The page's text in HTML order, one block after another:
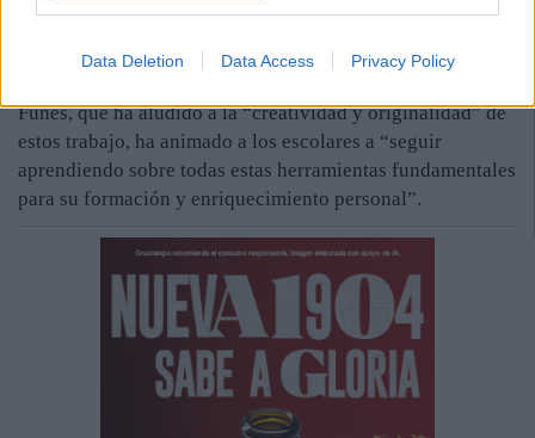
Data Deletion Data Access Privacy Policy
presentado más de 200 proyectos relacionados con la
impresión 3D, entre otros.
Funes, que ha aludido a la “creatividad y originalidad” de
estos trabajo, ha animado a los escolares a “seguir
aprendiendo sobre todas estas herramientas fundamentales
para su formación y enriquecimiento personal”.